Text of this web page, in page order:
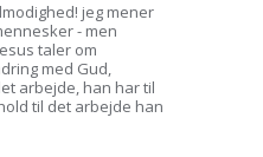
jeg mener
- men
taler om
med Gud,
arbejde, han har til
til det arbejde han